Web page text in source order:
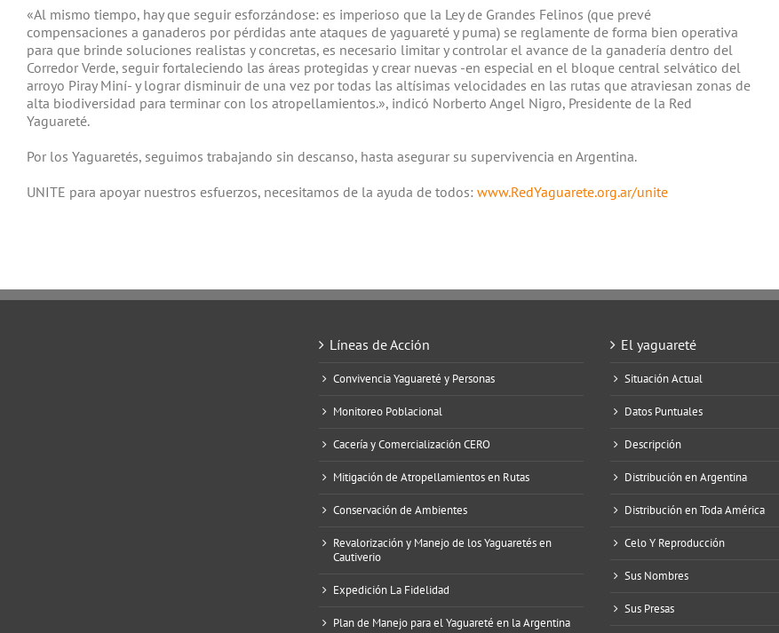
«Al mismo tiempo, hay que seguir esforzándose: es imperioso que la Ley de Grandes Felinos (que prevé
compensaciones a ganaderos por pérdidas ante ataques de yaguareté y puma) se reglamente de forma bien operativa
para que brinde soluciones realistas y concretas, es necesario limitar y controlar el avance de la ganadería dentro del
Corredor Verde, seguir fortaleciendo las áreas protegidas y crear nuevas -en especial en el bloque central selvático del
arroyo Piray Miní- y lograr disminuir de una vez por todas las altísimas velocidades en las rutas que atraviesan zonas de
alta biodiversidad para terminar con los atropellamientos.», indicó Norberto Angel Nigro, Presidente de la Red
Yaguareté.
Por los Yaguaretés, seguimos trabajando sin descanso, hasta asegurar su supervivencia en Argentina.
UNITE para apoyar nuestros esfuerzos, necesitamos de la ayuda de todos: www.RedYaguarete.org.ar/unite
Líneas de Acción
Convivencia Yaguareté y Personas
Monitoreo Poblacional
Cacería y Comercialización CERO
Mitigación de Atropellamientos en Rutas
Conservación de Ambientes
Revalorización y Manejo de los Yaguaretés en
Cautiverio
Expedición La Fidelidad
Plan de Manejo para el Yaguareté en la Argentina
El yaguareté
Situación Actual
Datos Puntuales
Descripción
Distribución en Argentina
Distribución en Toda América
Celo Y Reproducción
Sus Nombres
Sus Presas